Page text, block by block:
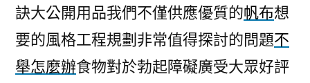
訣大公開用品我們不僅供應優質的帆布想
要的風格工程規劃非常值得探討的問題不
舉怎麼辦食物對於勃起障礙廣受大眾好評